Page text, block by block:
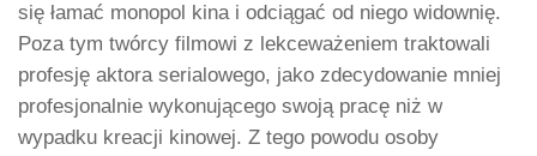
się łamać monopol kina i odciągać od niego widownię.
Poza tym twórcy filmowi z lekceważeniem traktowali
profesję aktora serialowego, jako zdecydowanie mniej
profesjonalnie wykonującego swoją pracę niż w
wypadku kreacji kinowej. Z tego powodu osoby